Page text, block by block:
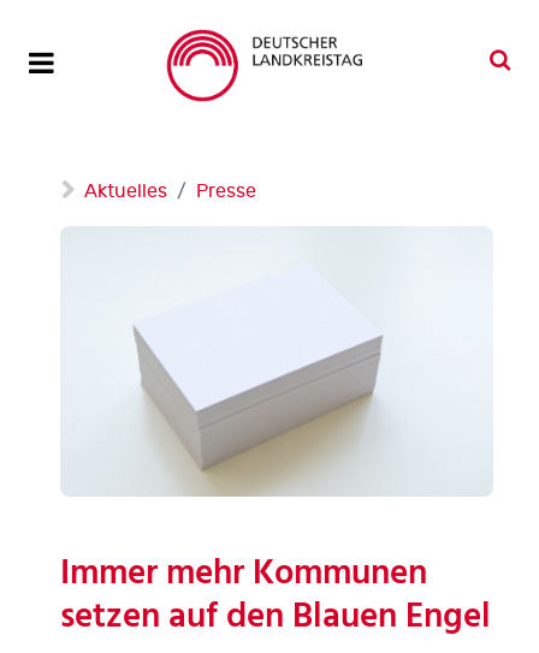
Aktuelles Presse
Immer mehr Kommunen
setzen auf den Blauen Engel